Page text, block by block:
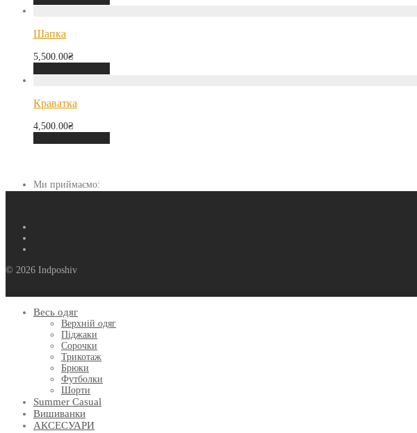
Шапка
5,500.00₴
Краватка
4,500.00₴
Ми приймаємо:
© 2026 Indposhiv
Весь одяг
Верхній одяг
Піджаки
Сорочки
Трикотаж
Брюки
Футболки
Шорти
Summer Casual
Вишиванки
АКСЕСУАРИ